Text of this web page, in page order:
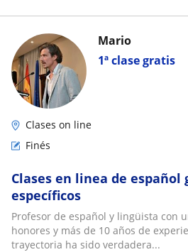
1ª clase gratis
Mario
Clases on line
Finés
Clases en linea de español
específicos
Profesor de español y lingüista con
honores y más de 10 años de
trayectoria ha sido verdadera...